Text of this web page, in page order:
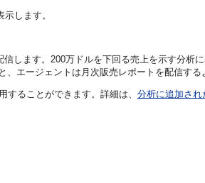
します。
します。200万ドルを下回る売上を示す分析
エージェントは月次販売レポートを配信する
ることができます。詳細は、 分析に追加され